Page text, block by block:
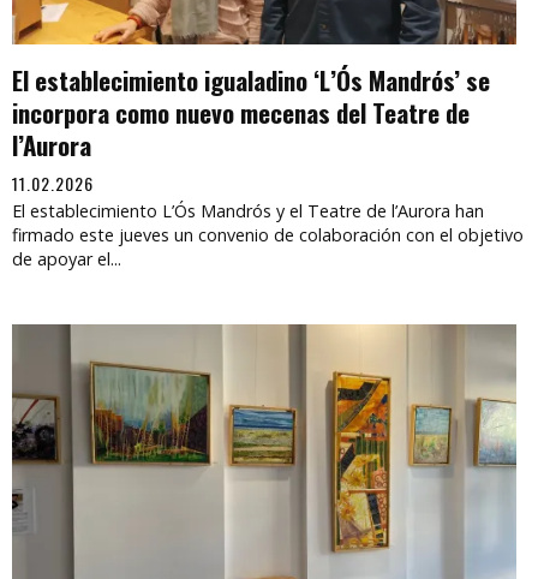
El establecimiento igualadino ‘L’Ós Mandrós’ se
incorpora como nuevo mecenas del Teatre de
l’Aurora
11.02.2026
El establecimiento L’Ós Mandrós y el Teatre de l’Aurora han
firmado este jueves un convenio de colaboración con el objetivo
de apoyar el...